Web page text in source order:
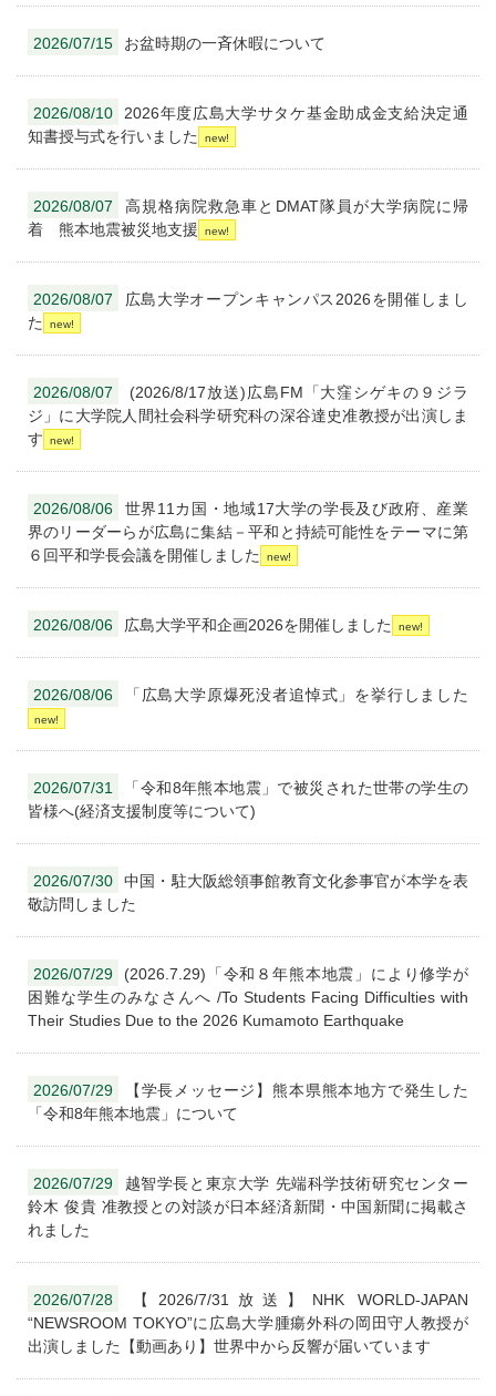
2026/07/15 お盆時期の一斉休暇について
2026/08/10
2026年度広島大学サタケ基金助成金支給決定通
知書授与式を行いました
2026/08/07
高規格病院救急車とDMAT隊員が大学病院に帰
着 熊本地震被災地支援
2026/08/07
広島大学オープンキャンパス2026を開催しまし
た
2026/08/07
(2026/8/17放送)広島FM「大窪シゲキの９ジラ
ジ」に大学院人間社会科学研究科の深谷達史准教授が出演しま
す
2026/08/06
世界11カ国・地域17大学の学長及び政府、産業
界のリーダーらが広島に集結－平和と持続可能性をテーマに第
６回平和学長会議を開催しました
2026/08/06 広島大学平和企画2026を開催しました
2026/08/06 「広島大学原爆死没者追悼式」を挙行しました
2026/07/31
「令和8年熊本地震」で被災された世帯の学生の
皆様へ(経済支援制度等について)
2026/07/30
中国・駐大阪総領事館教育文化参事官が本学を表
敬訪問しました
2026/07/29
(2026.7.29)「令和８年熊本地震」により修学が
困難な学生のみなさんへ /To Students Facing Difficulties with
Their Studies Due to the 2026 Kumamoto Earthquake
2026/07/29
【学長メッセージ】熊本県熊本地方で発生した
「令和8年熊本地震」について
2026/07/29
越智学長と東京大学 先端科学技術研究センター
鈴木 俊貴 准教授との対談が日本経済新聞・中国新聞に掲載さ
れました
2026/07/28
【2026/7/31放送】NHK WORLD-JAPAN
“NEWSROOM TOKYO”に広島大学腫瘍外科の岡田守人教授が
出演しました【動画あり】世界中から反響が届いています